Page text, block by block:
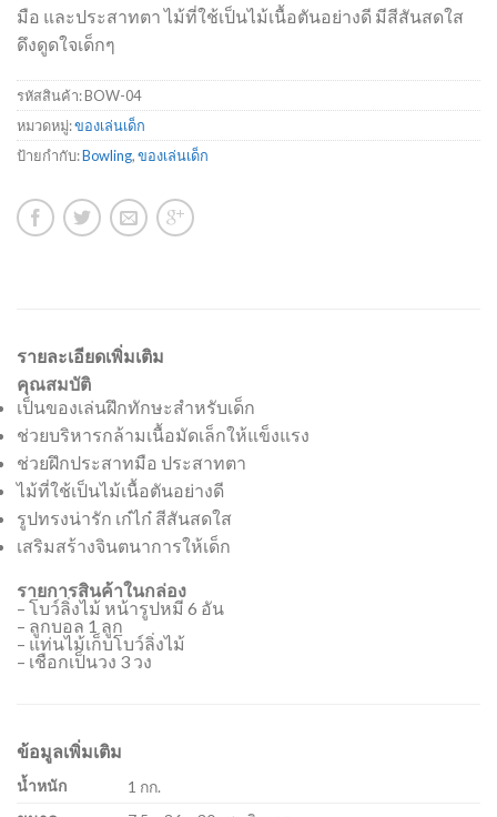
มือ และประสาทตา ไม้ที่ใช้เป็นไม้เนื้อตันอย่างดี มีสีสันสดใส
ดึงดูดใจเด็กๆ
รหัสสินค้า:BOW-04
หมวดหมู่:ของเล่นเด็ก
ป้ายกำกับ:Bowling,ของเล่นเด็ก
รายละเอียดเพิ่มเติม
คุณสมบัติ
เป็นของเล่นฝึกทักษะสำหรับเด็ก
ช่วยบริหารกล้ามเนื้อมัดเล็กให้แข็งแรง
ช่วยฝึกประสาทมือ ประสาทตา
ไม้ที่ใช้เป็นไม้เนื้อตันอย่างดี
รูปทรงน่ารัก เก๋ไก๋ สีสันสดใส
เสริมสร้างจินตนาการให้เด็ก
รายการสินค้าในกล่อง
– โบว์ลิ่งไม้ หน้ารูปหมี 6 อัน
– ลูกบอล 1 ลูก
– แท่นไม้เก็บโบว์ลิ่งไม้
– เชือกเป็นวง 3 วง
ข้อมูลเพิ่มเติม
น้ำหนัก
1 กก.